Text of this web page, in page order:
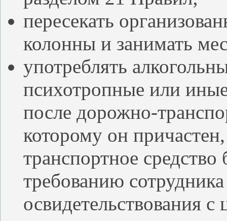
пересекать
колонны и занимать
употреблять
психотропные или
после дорожно-
которому он
транспортное
требованию
освидетельствования